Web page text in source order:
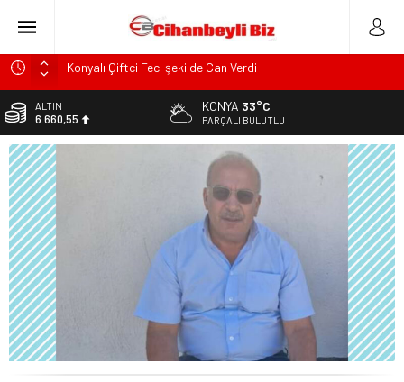
Konyalı Çiftci Feci şekilde Can Verdi
Konya’da araçta oksijen tüpünün patlaması sonucu hayatını
kaybeden biri bebek 2 kişi ile yaralanan 2 kişinin kimlikleri
KULU’DA HAFİF TİCARİ ARAÇ TAKLA ATTI: 2’Sİ ÇOCUK, 3
Trafik Kazasinda Yaralanmıştı, Tedavi gördüğü Hastanede
Başkan Adayı Kemal Tekin Sahada Ziyaretlerini
ALTIN
6.660,55
BİST
13.779,39
DOLAR
47,7111
EURO
55,1881
KONYA 33°C
PARÇALI BULUTLU